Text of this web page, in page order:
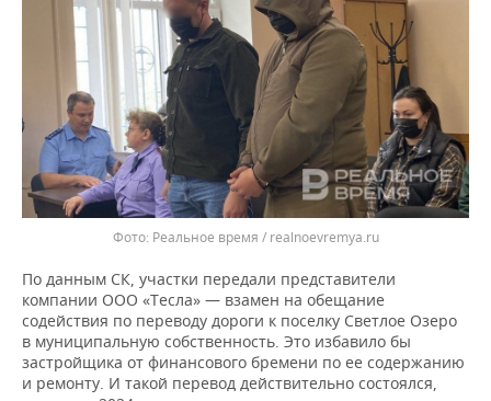
Реальное время / realnoevremya.ru
По данным СК, участки передали представители
компании ООО «Тесла» — взамен на обещание
содействия по переводу дороги к поселку Светлое Озеро
в муниципальную собственность. Это избавило бы
застройщика от финансового бремени по ее содержанию
и ремонту. И такой перевод действительно состоялся,